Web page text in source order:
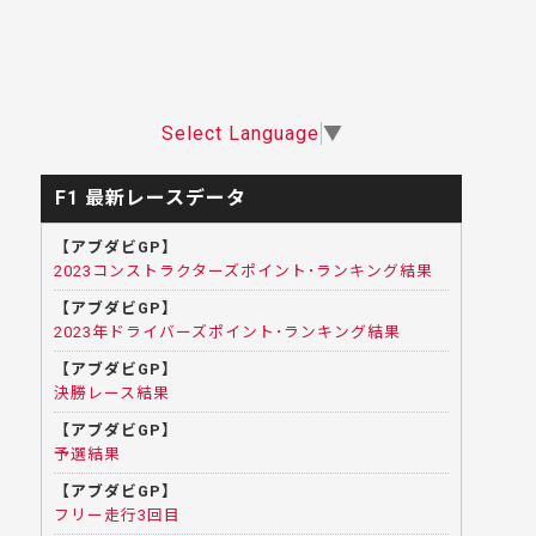
Select Language ▼
F1 最新レースデータ
【アブダビGP】
2023コンストラクターズポイント･ランキング結果
【アブダビGP】
2023年ドライバーズポイント･ランキング結果
【アブダビGP】
決勝レース結果
【アブダビGP】
予選結果
【アブダビGP】
フリー走行3回目